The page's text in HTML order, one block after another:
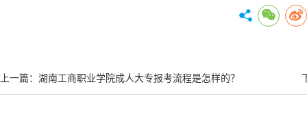
上一篇： 湖南工商职业学院成人大专报考流程是怎样的？